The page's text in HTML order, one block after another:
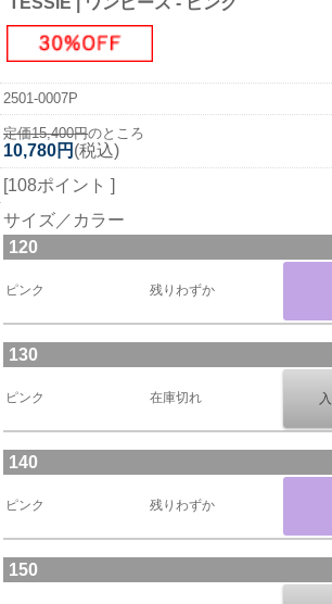
2501-0007P
定価15,400円のところ
10,780円 (税込)
[108ポイント ]
サイズ／カラー
120
ピンク 残りわずか
130
ピンク 在庫切れ
140
ピンク 残りわずか
150